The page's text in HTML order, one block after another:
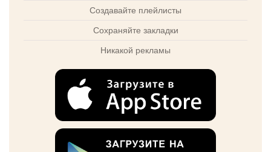
Создавайте плейлисты
Сохраняйте закладки
Никакой рекламы